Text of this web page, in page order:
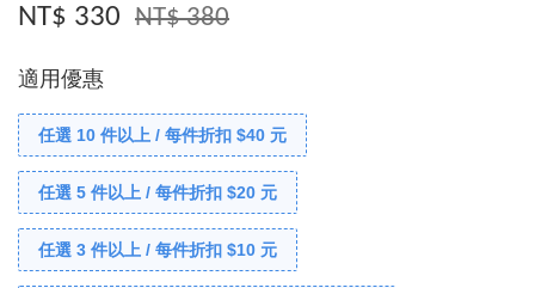
NT$ 330 NT$ 380
適用優惠
任選 10 件以上 / 每件折扣 $40 元
任選 5 件以上 / 每件折扣 $20 元
任選 3 件以上 / 每件折扣 $10 元